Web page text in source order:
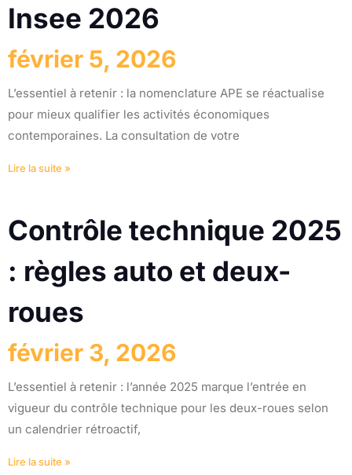
Insee 2026
février 5, 2026
L’essentiel à retenir : la nomenclature APE se réactualise
pour mieux qualifier les activités économiques
contemporaines. La consultation de votre
Lire la suite »
Contrôle technique 2025
: règles auto et deux-
roues
février 3, 2026
L’essentiel à retenir : l’année 2025 marque l’entrée en
vigueur du contrôle technique pour les deux-roues selon
un calendrier rétroactif,
Lire la suite »